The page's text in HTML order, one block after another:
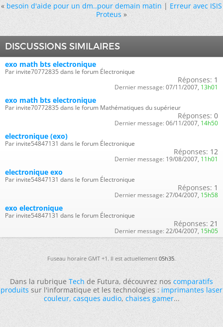
« besoin d'aide pour un dm..pour demain matin|Erreur avec ISIS
Proteus »
DISCUSSIONS SIMILAIRES
exo math bts electronique
Par invite70772835 dans le forum Électronique
Réponses: 1
Dernier message: 07/11/2007, 13h01
exo math bts electronique
Par invite70772835 dans le forum Mathématiques du supérieur
Réponses: 0
Dernier message: 06/11/2007, 14h50
electronique (exo)
Par invite54847131 dans le forum Électronique
Réponses: 12
Dernier message: 19/08/2007, 11h01
electronique exo
Par invite54847131 dans le forum Électronique
Réponses: 1
Dernier message: 27/04/2007, 15h58
exo electronique
Par invite54847131 dans le forum Électronique
Réponses: 21
Dernier message: 22/04/2007, 15h05
Fuseau horaire GMT +1. Il est actuellement05h35.
Dans la rubriqueTechde Futura, découvrez noscomparatifs
produitssur l'informatique et les technologies :imprimantes laser
couleur,casques audio,chaises gamer...